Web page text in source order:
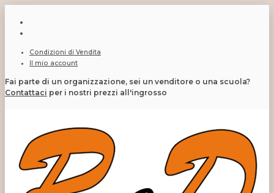
Condizioni di Vendita
Il mio account
Fai parte di un organizzazione, sei un venditore o una scuola?
Contattaci per i nostri prezzi all'ingrosso